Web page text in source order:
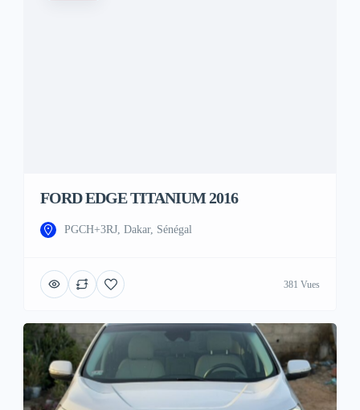
FORD EDGE TITANIUM 2016
PGCH+3RJ, Dakar, Sénégal
381 Vues